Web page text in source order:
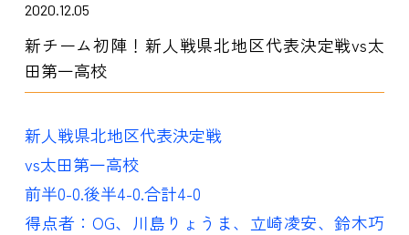
2020.12.05
新チーム初陣！新人戦県北地区代表決定戦vs太
田第一高校
新人戦県北地区代表決定戦
vs太田第一高校
前半0-0.後半4-0.合計4-0
得点者：OG、川島りょうま、立崎凌安、鈴木巧